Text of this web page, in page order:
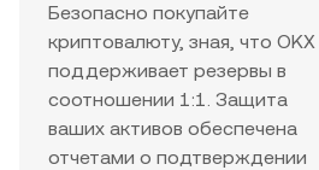
Безопасно покупайте
криптовалюту, зная, что OKX
поддерживает резервы в
соотношении 1:1. Защита
ваших активов обеспечена
отчетами о подтверждении